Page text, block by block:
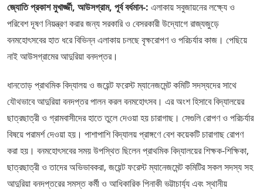
জ্যোতি প্রকাশ মুখার্জ্জী, আউসগ্রাম, পূর্ব বর্ধমান-: এলাকায় সবুজায়নের লক্ষ্যে ও
পরিবেশ দূষণ নিয়ন্ত্রণ করার জন্য সরকারি ও বেসরকারী উদ্যোগে রাজ্যজুড়ে
বনমহোৎসবের হাত ধরে বিভিন্ন এলাকায় চলছে বৃক্ষরোপণ ও পরিচর্যার কাজ। পেছিয়ে
নাই আউসগ্রামের আদুরিয়া বনদপ্তর।
ধানতোড় প্রাথমিক বিদ্যালয় ও জয়েন্ট ফরেস্ট ম্যানেজমেন্ট কমিটি সদস্যদের সাথে
যৌথভাবে আদুরিয়া বনদপ্তর পালন করল বনমহোৎসব। এর অংশ হিসাবে বিদ্যালয়ের
ছাত্রছাত্রী ও গ্রামবাসীদের হাতে তুলে দেওয়া হয় চারাগাছ। সেগুলি রোপণ ও পরিচর্যার
বিষয়ে পরামর্শ দেওয়া হয়। পাশাপাশি বিদ্যালয় প্রাঙ্গণে বেশ কয়েকটি চারাগাছ রোপণ
করা হয়। বনমহোৎসবের সময় উপস্থিত ছিলেন প্রাথমিক বিদ্যালয়ের শিক্ষক-শিক্ষিকা,
ছাত্রছাত্রী ও তাদের অভিভাবকরা, জয়েন্ট ফরেস্ট ম্যানেজমেন্ট কমিটির সকল সদস্য সহ
আদুরিয়া বনদপ্তরের সমস্ত কর্মী ও আধিকারিক পিনাকী ভট্টাচার্য্য এবং স্থানীয়